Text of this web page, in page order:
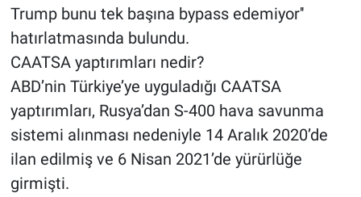
Trump bunu tek başına bypass edemiyor''
hatırlatmasında bulundu.
CAATSA yaptırımları nedir?
ABD’nin Türkiye’ye uyguladığı CAATSA
yaptırımları, Rusya’dan S-400 hava savunma
sistemi alınması nedeniyle 14 Aralık 2020’de
ilan edilmiş ve 6 Nisan 2021’de yürürlüğe
girmişti.